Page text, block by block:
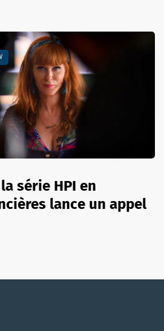
série HPI en
lance un appel